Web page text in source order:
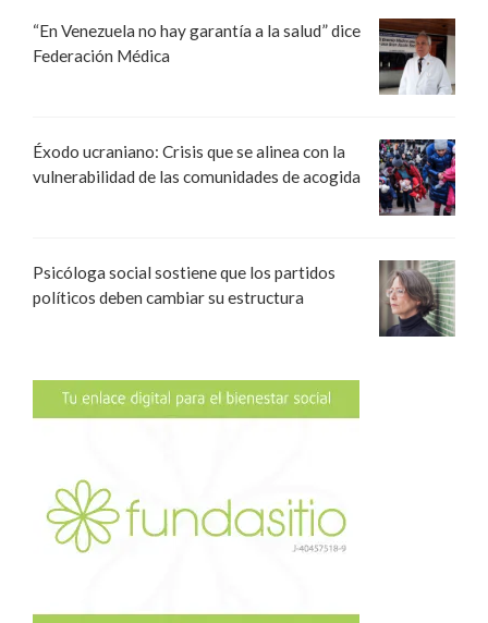
“En Venezuela no hay garantía a la salud” dice
Federación Médica
Éxodo ucraniano: Crisis que se alinea con la
vulnerabilidad de las comunidades de acogida
Psicóloga social sostiene que los partidos
políticos deben cambiar su estructura